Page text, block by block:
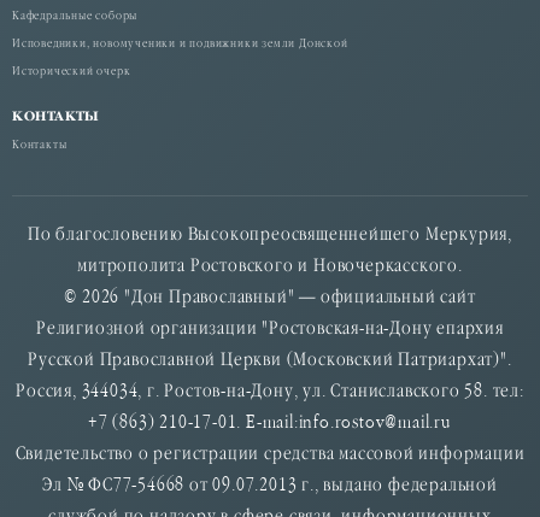
Кафедральные соборы
Исповедники, новомученики и подвижники земли Донской
Исторический очерк
КОНТАКТЫ
Контакты
По благословению Высокопреосвященнейшего Меркурия,
митрополита Ростовского и Новочеркасского.
© 2026 "Дон Православный" — официальный сайт
Религиозной организации "Ростовская-на-Дону епархия
Русской Православной Церкви (Московский Патриархат)".
Россия, 344034, г. Ростов-на-Дону, ул. Станиславского 58. тел:
+7 (863) 210-17-01. E-mail:info.rostov@mail.ru
Свидетельство о регистрации средства массовой информации
Эл № ФС77-54668 от 09.07.2013 г., выдано федеральной